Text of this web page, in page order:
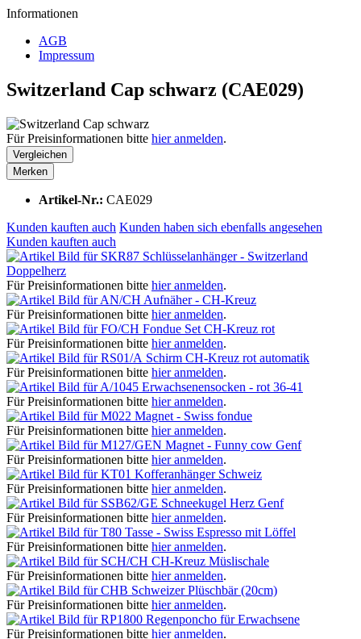
Informationen
AGB
Impressum
Switzerland Cap schwarz (CAE029)
Für Preisinformationen bitte hier anmelden.
Vergleichen
Merken
Artikel-Nr.: CAE029
Kunden kauften auch Kunden haben sich ebenfalls angesehen
Kunden kauften auch
Schlüsselanhänger - Switzerland
Doppelherz
Für Preisinformationen bitte hier anmelden.
Aufnäher - CH-Kreuz
Für Preisinformationen bitte hier anmelden.
Fondue Set CH-Kreuz rot
Für Preisinformationen bitte hier anmelden.
Schirm CH-Kreuz rot automatik
Für Preisinformationen bitte hier anmelden.
Erwachsenensocken - rot 36-41
Für Preisinformationen bitte hier anmelden.
Magnet - Swiss fondue
Für Preisinformationen bitte hier anmelden.
Magnet - Funny cow Genf
Für Preisinformationen bitte hier anmelden.
Kofferanhänger Schweiz
Für Preisinformationen bitte hier anmelden.
Schneekugel Herz Genf
Für Preisinformationen bitte hier anmelden.
Tasse - Swiss Espresso mit Löffel
Für Preisinformationen bitte hier anmelden.
CH-Kreuz Müslischale
Für Preisinformationen bitte hier anmelden.
Schweizer Plüschbär (20cm)
Für Preisinformationen bitte hier anmelden.
Regenponcho für Erwachsene
Für Preisinformationen bitte hier anmelden.